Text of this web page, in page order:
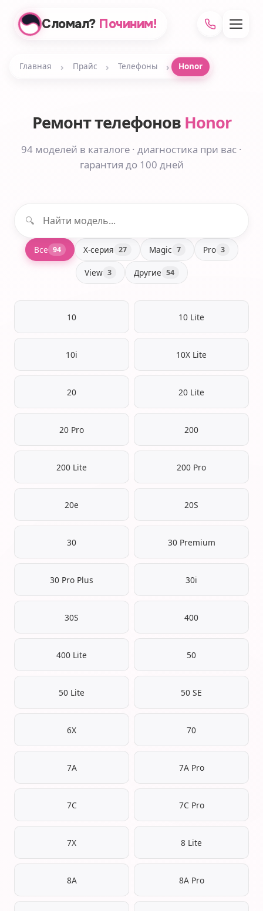
Сломал? Починим!
Главная › Прайс › Телефоны › Honor
Ремонт телефонов Honor
94 моделей в каталоге · диагностика при вас ·
гарантия до 100 дней
🔍
Все 94 X-серия 27 Magic 7 Pro 3
View 3 Другие 54
10 10 Lite
10i 10X Lite
20 20 Lite
20 Pro 200
200 Lite 200 Pro
20e 20S
30 30 Premium
30 Pro Plus 30i
30S 400
400 Lite 50
50 Lite 50 SE
6X 70
7A 7A Pro
7C 7C Pro
7X 8 Lite
8A 8A Pro